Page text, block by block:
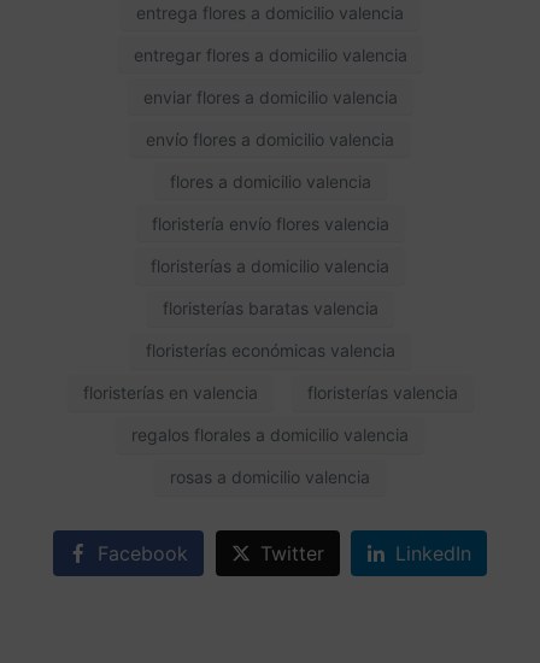
entrega flores a domicilio valencia
entregar flores a domicilio valencia
enviar flores a domicilio valencia
envío flores a domicilio valencia
flores a domicilio valencia
floristería envío flores valencia
floristerías a domicilio valencia
floristerías baratas valencia
floristerías económicas valencia
floristerías en valencia floristerías valencia
regalos florales a domicilio valencia
rosas a domicilio valencia
Facebook Twitter LinkedIn